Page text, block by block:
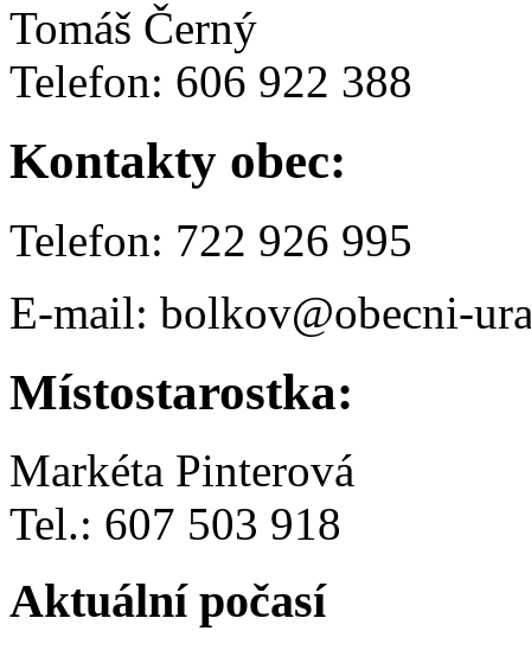
Tomáš Černý
Telefon: 606 922 388
Kontakty obec:
Telefon: 722 926 995
E-mail: bolkov@obecni-
Místostarostka:
Markéta Pinterová
Tel.: 607 503 918
Aktuální počasí